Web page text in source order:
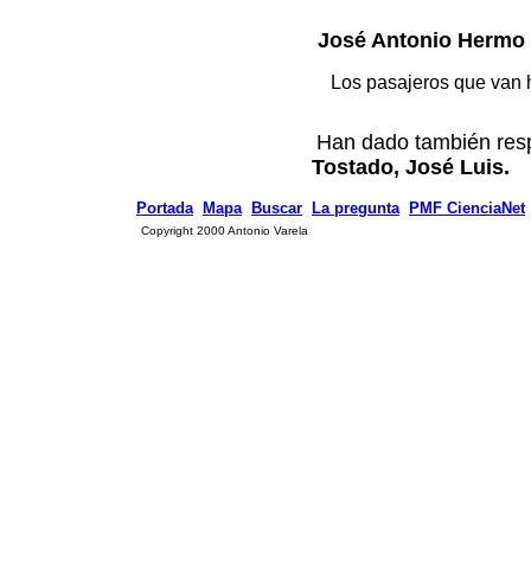
José Antonio Hermo
Los pasajeros que van
Han dado también
Tostado, José Luis.
Portada Mapa Buscar La pregunta PMF CienciaNet
Copyright 2000 Antonio Varela